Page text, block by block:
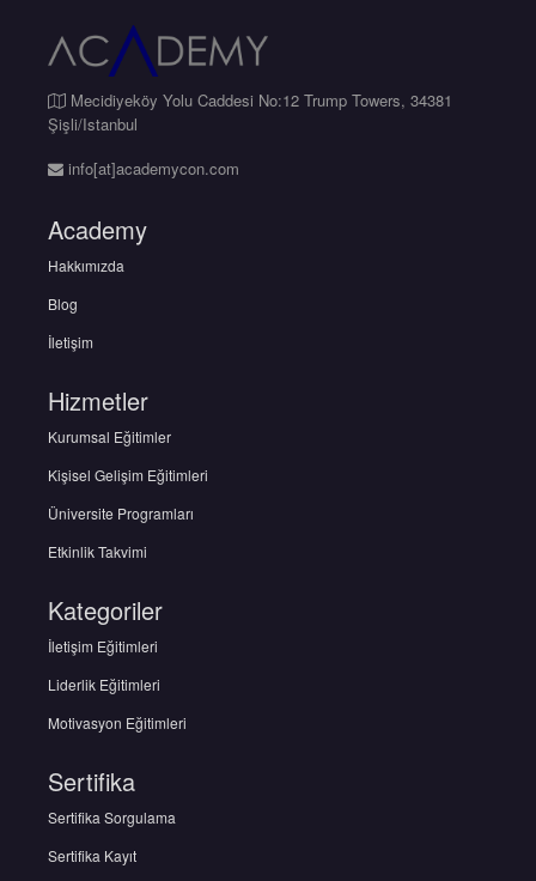
Mecidiyeköy Yolu Caddesi No:12 Trump Towers, 34381
Şişli/Istanbul
info[at]academycon.com
Academy
Hakkımızda
Blog
İletişim
Hizmetler
Kurumsal Eğitimler
Kişisel Gelişim Eğitimleri
Üniversite Programları
Etkinlik Takvimi
Kategoriler
İletişim Eğitimleri
Liderlik Eğitimleri
Motivasyon Eğitimleri
Sertifika
Sertifika Sorgulama
Sertifika Kayıt